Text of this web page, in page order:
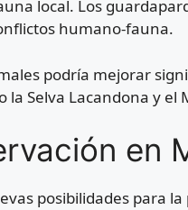
local. Los
humano-fauna.
podría mejorar
Selva Lacandona y el
en
posibilidades para